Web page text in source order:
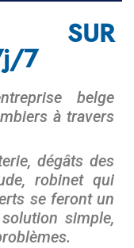
SUR
7
belge
à travers
dégâts des
robinet qui
se feront un
simple,